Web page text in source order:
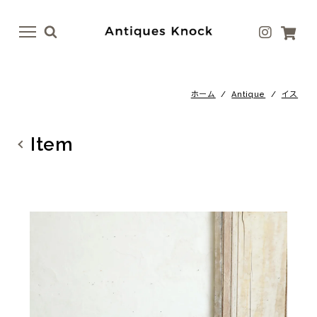
menu
menu
テーブル
照明
ファブリック
ホーム /Antique / イス
Item